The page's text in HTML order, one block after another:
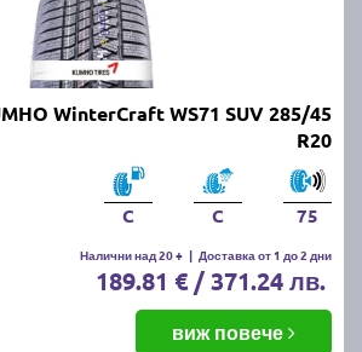
WinterCraft WS71 SUV 285/45
R20
C C 75
Налични над 20 + | Доставка от 1 до 2 дни
189.81 € / 371.24 лв.
виж повече